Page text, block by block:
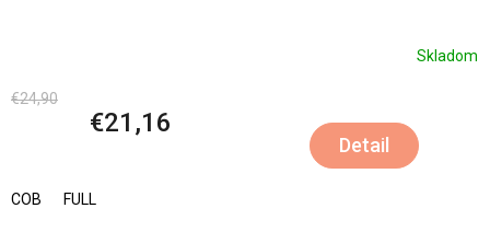
Skladom
€24,90
€21,16
Detail
COB FULL